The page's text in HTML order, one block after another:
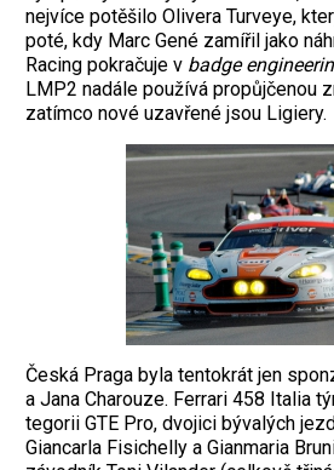
nejvíce potěšilo Olivera Turveye,
poté, kdy Marc Gené zamířil jako
Racing pokračuje v badge
LMP2 nadále používá propůjčenou
zatímco nové uzavřené jsou Ligiery.
Česká Praga byla tentokrát jen
a Jana Charouze. Ferrari 458 Italia
tegorii GTE Pro, dvojici bývalých
Giancarla Fisichelly a Gianmaria